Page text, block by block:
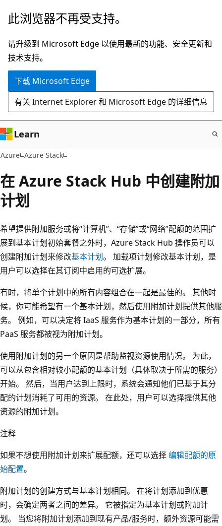
跳
主
要
内
此浏览器不再受支持。
请升级到 Microsoft Edge 以使用最新的功能、安全更新和
技术支持。
下载 Microsoft Edge
有关 Internet Explorer 和 Microsoft Edge 的详细信息
Learn
Azure Azure Stack
在 Azure Stack Hub 中创建附加
计划
希望提供附加服务或将“计算机”、“存储”或“网络”配额的范围扩
展到基本计划初始套餐之外时，Azure Stack Hub 操作员可以
创建附加计划来修改基本计划。
加载项计划修改基本计划，是
用户可以选择在其订阅中启用的可选扩展。
有时，将单个计划中的所有内容组合在一起是最佳的。 其他时
候，你可能希望有一个基本计划，然后使用附加计划提供其他服
务。 例如，可以决定将 IaaS 服务作为基本计划的一部分，所有
PaaS 服务都被视为附加计划。
使用附加计划的另一个原因是帮助监视资源使用情况。 为此，
可以从包含相对较小配额的基本计划（具体取决于所需的服务）
开始。 然后，当用户达到上限时，系统会通知他们已基于其分
配的计划消耗了可用的资源。 在此处，用户可以选择提供其他
资源的附加计划。
注释
如果不想使用附加计划来扩展配额，还可以选择编辑配额的原
始配置。
附加计划的创建方式与基本计划相同。 在将计划添加到优惠
时，会确定两者之间的差异。 它被指定为基本计划或附加计
划。 当您将附加计划添加到现有产品/服务时，额外资源可能需